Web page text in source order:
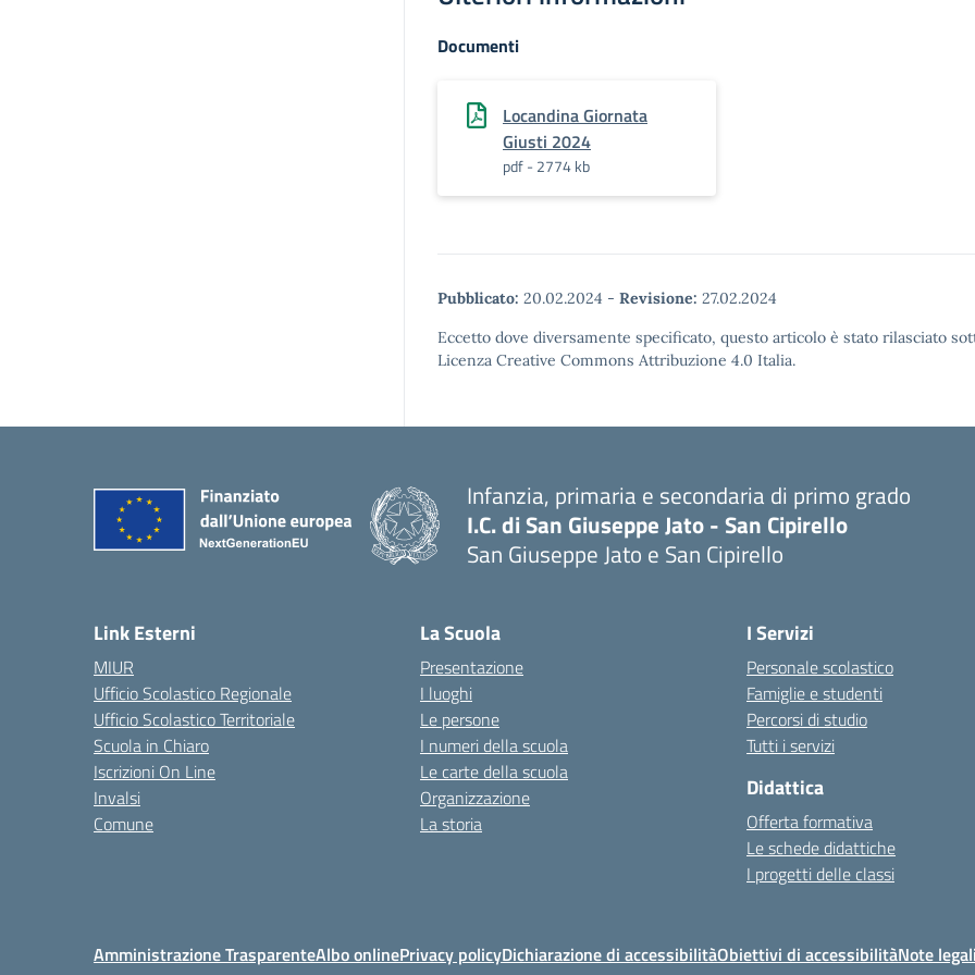
Documenti
Locandina Giornata
Giusti 2024
pdf - 2774 kb
Pubblicato: 20.02.2024 - Revisione: 27.02.2024
Eccetto dove diversamente specificato, questo articolo è stato rilasciato
Licenza Creative Commons Attribuzione 4.0 Italia.
Infanzia, primaria e secondaria di primo grado
I.C. di San Giuseppe Jato - San Cipirello
San Giuseppe Jato e San Cipirello
Link Esterni
MIUR
Ufficio Scolastico Regionale
Ufficio Scolastico Territoriale
Scuola in Chiaro
Iscrizioni On Line
Invalsi
Comune
La Scuola
Presentazione
I luoghi
Le persone
I numeri della scuola
Le carte della scuola
Organizzazione
La storia
I Servizi
Personale scolastico
Famiglie e studenti
Percorsi di studio
Tutti i servizi
Didattica
Offerta formativa
Le schede didattiche
I progetti delle classi
Amministrazione TrasparenteAlbo onlinePrivacy policyDichiarazione di accessibilitàObiettivi di accessibilitàNote